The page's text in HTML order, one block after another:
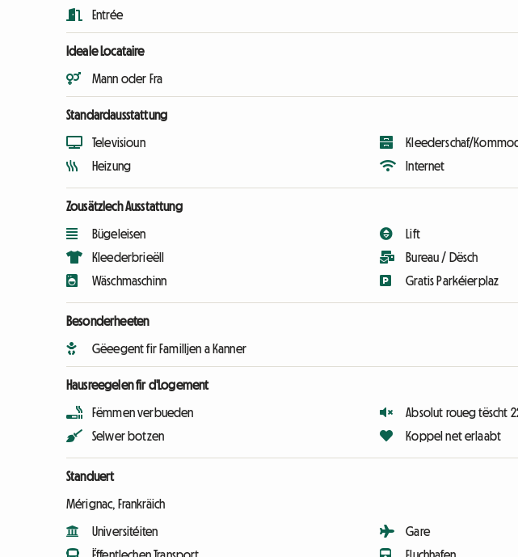
Entrée
Ideale Locataire
Mann oder Fra
Standardausstattung
Televisioun
Heizung
Kleederschaf/
Internet
Zousätzlech Ausstattung
Bügeleisen
Kleederbrieëll
Wäschmaschinn
Lift
Bureau / Dësch
Gratis Parkéierplaz
Besonderheeten
Gëeegent fir Familljen a Kanner
Hausreegelen fir d'Logement
Fëmmen verbueden
Selwer botzen
Absolut roueg tëscht
Koppel net erlaabt
Standuert
Mérignac, Frankräich
Universitéiten
Gare